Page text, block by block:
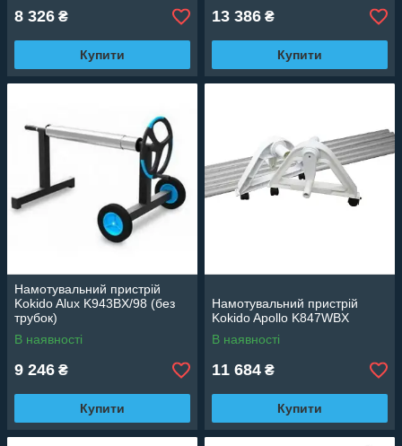
8 326 ₴
Купити
13 386 ₴
Купити
Намотувальний пристрій
Kokido Alux K943BX/98 (без
трубок)
В наявності
9 246 ₴
Купити
Намотувальний пристрій
Kokido Apollo K847WBX
В наявності
11 684 ₴
Купити